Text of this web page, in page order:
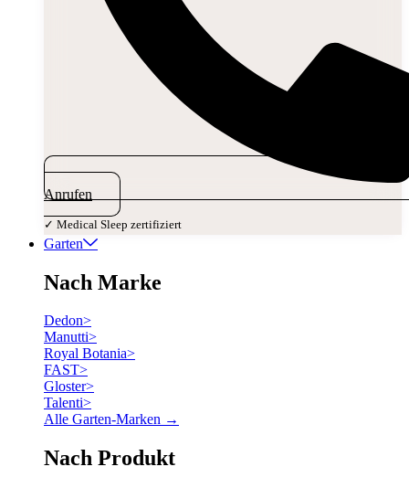
Anrufen
✓ Medical Sleep zertifiziert
Garten
Nach Marke
Dedon>
Manutti>
Royal Botania>
FAST>
Gloster>
Talenti>
Alle Garten-Marken →
Nach Produkt